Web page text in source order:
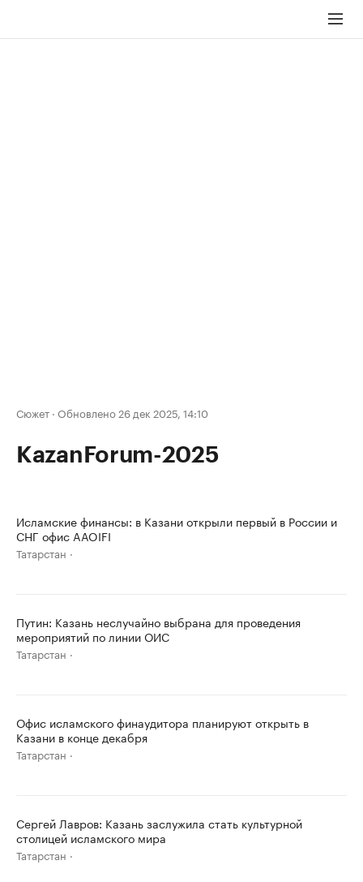
Сюжет · Обновлено 26 дек 2025, 14:10
KazanForum-2025
Исламские финансы: в Казани открыли первый в России и
СНГ офис AAOIFI
Татарстан
Путин: Казань неслучайно выбрана для проведения
мероприятий по линии ОИС
Татарстан
Офис исламского финаудитора планируют открыть в
Казани в конце декабря
Татарстан
Сергей Лавров: Казань заслужила стать культурной
столицей исламского мира
Татарстан